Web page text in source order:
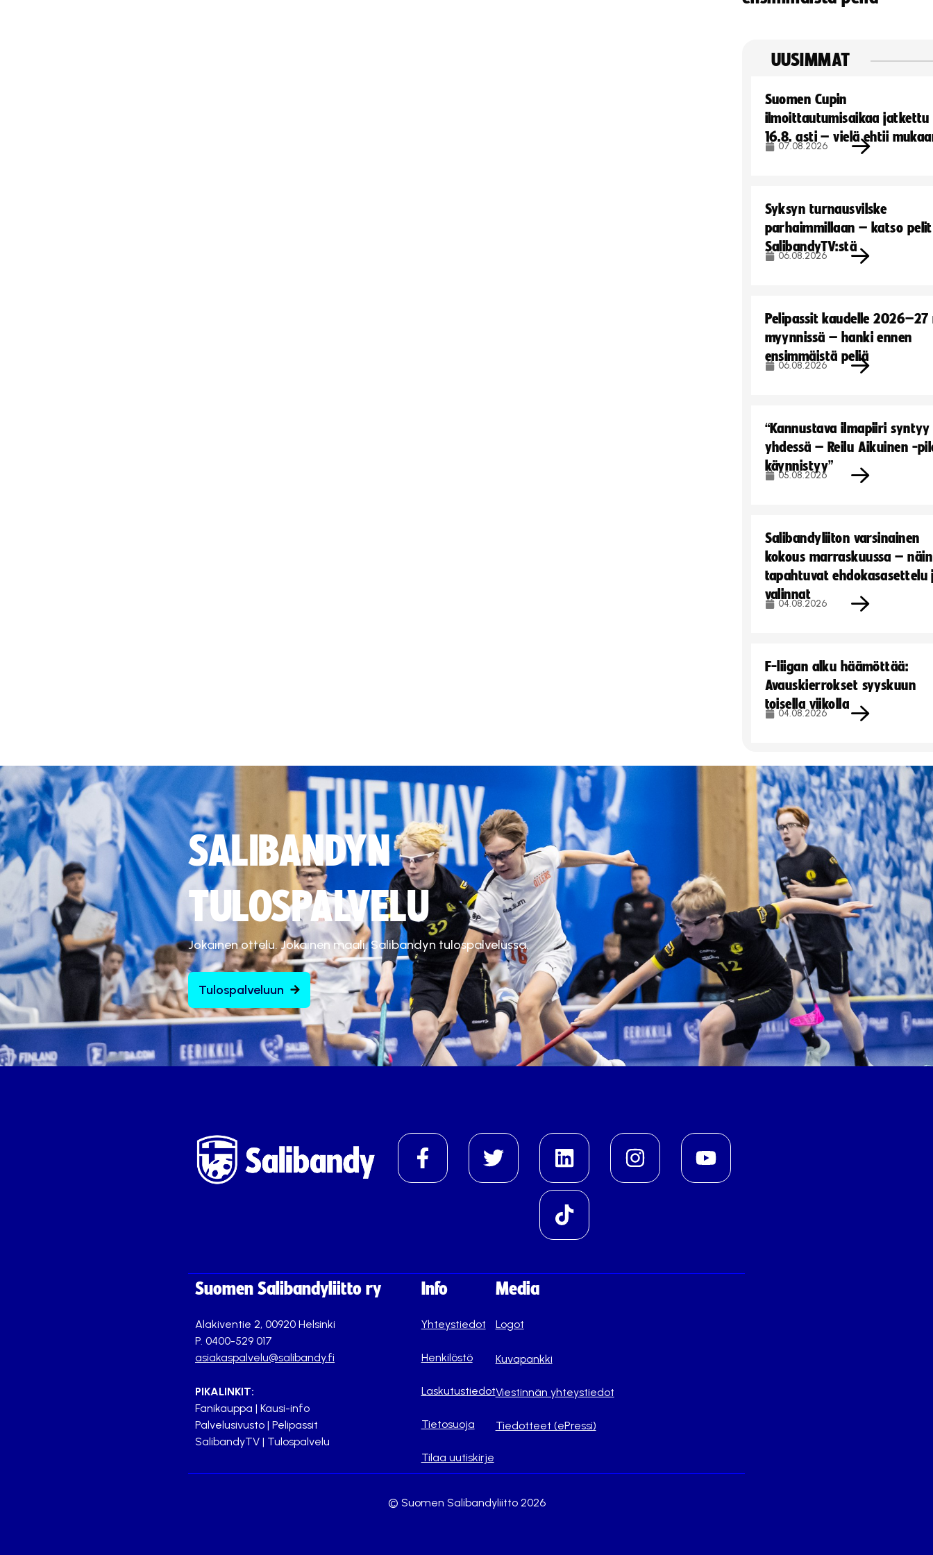
UUSIMMAT
Suomen Cupin
ilmoittautumisaikaa jatkettu
16.8. asti – vielä ehtii
07.08.2026
Syksyn turnausvilske
parhaimmillaan – katso pelit
SalibandyTV:stä
06.08.2026
Pelipassit kaudelle
myynnissä – hanki ennen
ensimmäistä peliä
06.08.2026
“Kannustava ilmapiiri syntyy
yhdessä – Reilu Aikuinen -
käynnistyy”
05.08.2026
Salibandyliiton varsinainen
kokous marraskuussa – näin
tapahtuvat ehdokasasettelu
valinnat
04.08.2026
F-liigan alku häämöttää:
Avauskierrokset syyskuun
toisella viikolla
04.08.2026
SALIBANDYN
TULOSPALVELU
Jokainen ottelu. Jokainen maali. Salibandyn tulospalvelussa.
Tulospalveluun
Suomen Salibandyliitto ry
Alakiventie 2, 00920 Helsinki
P. 0400-529 017
asiakaspalvelu@salibandy.fi
PIKALINKIT:
Fanikauppa | Kausi-info
Palvelusivusto | Pelipassit
SalibandyTV | Tulospalvelu
Info
Yhteystiedot
Henkilöstö
Laskutustiedot
Tietosuoja
Tilaa uutiskirje
Media
Logot
Kuvapankki
Viestinnän yhteystiedot
Tiedotteet (ePressi)
© Suomen Salibandyliitto 2026